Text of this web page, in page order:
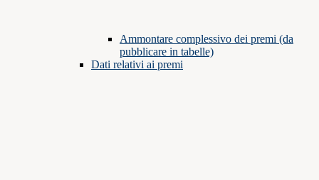
Ammontare complessivo dei premi (da
pubblicare in tabelle)
Dati relativi ai premi